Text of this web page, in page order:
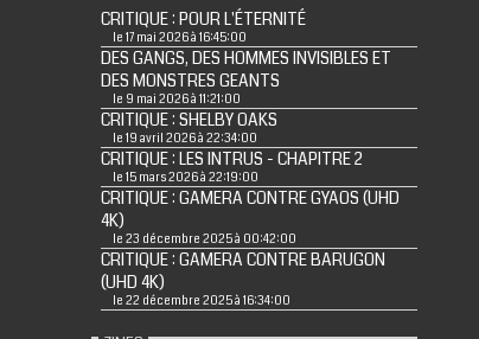
CRITIQUE : POUR L'ÉTERNITÉ
le 17 mai 2026 à 16:45:00
DES GANGS, DES HOMMES INVISIBLES ET
DES MONSTRES GEANTS
le 9 mai 2026 à 11:21:00
CRITIQUE : SHELBY OAKS
le 19 avril 2026 à 22:34:00
CRITIQUE : LES INTRUS - CHAPITRE 2
le 15 mars 2026 à 22:19:00
CRITIQUE : GAMERA CONTRE GYAOS (UHD
4K)
le 23 décembre 2025 à 00:42:00
CRITIQUE : GAMERA CONTRE BARUGON
(UHD 4K)
le 22 décembre 2025 à 16:34:00